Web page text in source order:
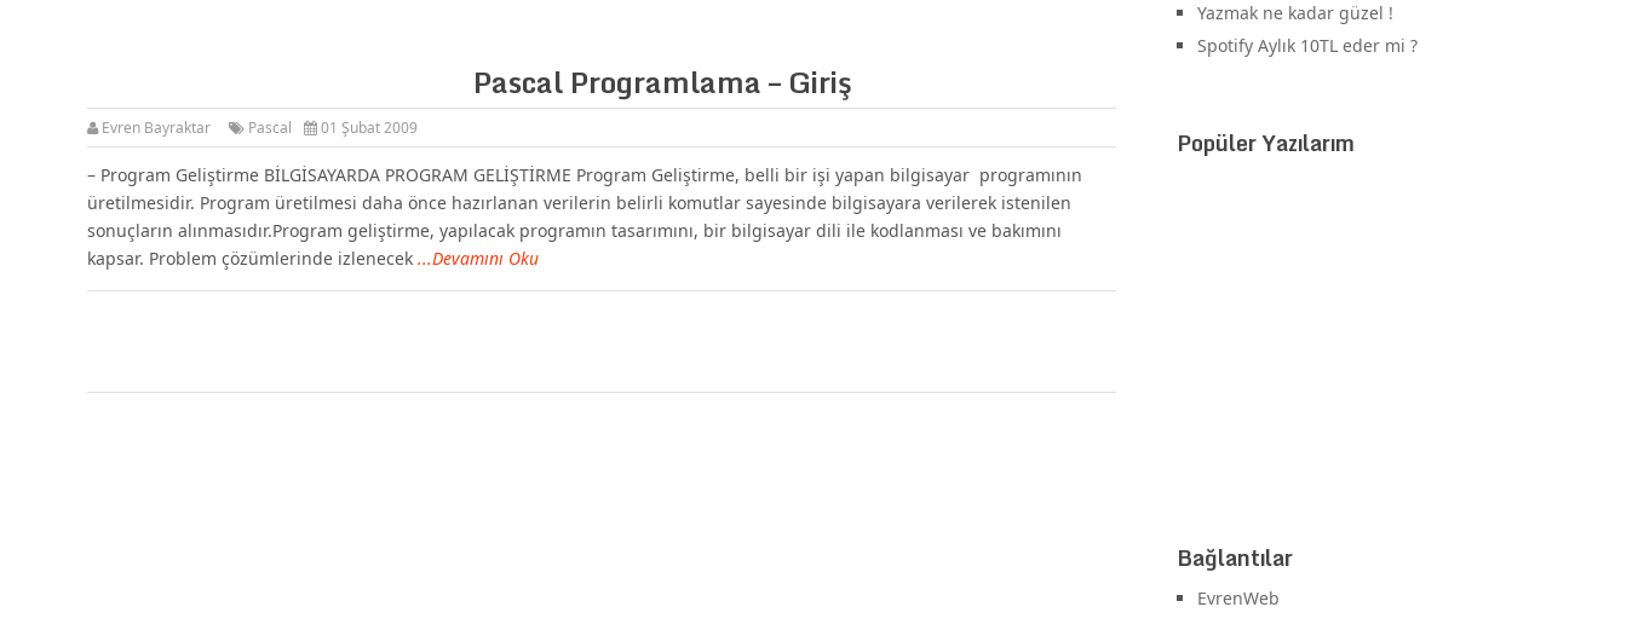
Pascal Programlama – Giriş
Evren Bayraktar Pascal 01 Şubat 2009
– Program Geliştirme BİLGİSAYARDA PROGRAM GELİŞTİRME Program Geliştirme, belli bir işi yapan bilgisayar programının
üretilmesidir. Program üretilmesi daha önce hazırlanan verilerin belirli komutlar sayesinde bilgisayara verilerek istenilen
sonuçların alınmasıdır.Program geliştirme, yapılacak programın tasarımını, bir bilgisayar dili ile kodlanması ve bakımını
kapsar. Problem çözümlerinde izlenecek ...Devamını Oku
Yazmak ne kadar güzel !
Spotify Aylık 10TL eder mi ?
Popüler Yazılarım
Bağlantılar
EvrenWeb